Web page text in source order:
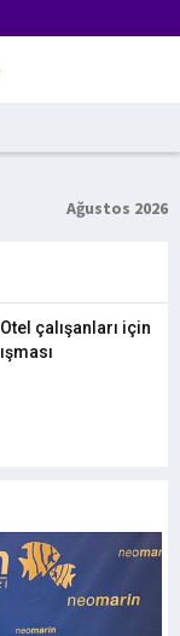
Ağustos 2026
çalışanları için